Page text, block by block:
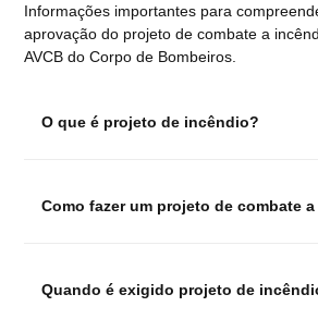
Informações importantes para
aprovação do projeto de combate a
AVCB do Corpo de Bombeiros.
O que é projeto de incêndio?
Como fazer um projeto de combate
Quando é exigido projeto de